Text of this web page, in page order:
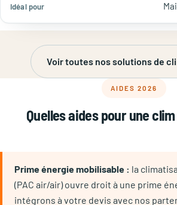
Voir toutes nos solutions de
AIDES 2026
Quelles aides pour une
Prime énergie mobilisable : la
(PAC air/air) ouvre droit à une prime
intégrons à votre devis avec nos